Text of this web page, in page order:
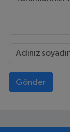
Gönder